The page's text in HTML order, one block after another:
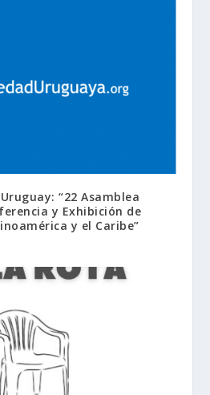
“22 Asamblea
y Exhibición de
y el Caribe”